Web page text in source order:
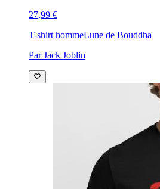
27,99 €
T-shirt hommeLune de Bouddha
Par Jack Joblin